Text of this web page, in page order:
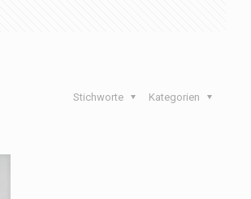
Kategorien
Stichworte